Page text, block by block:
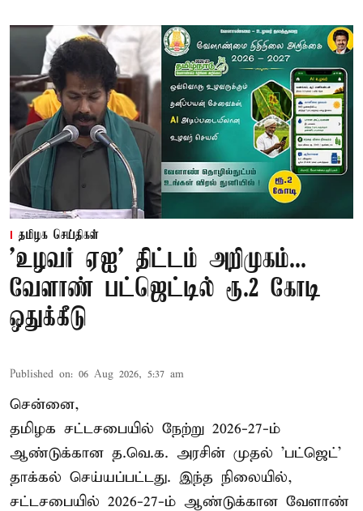
தமிழக செய்திகள்
'உழவர் ஏஐ' திட்டம் அறிமுகம்...
வேளாண் பட்ஜெட்டில் ரூ.2 கோடி
ஒதுக்கீடு
Published on: 06 Aug 2026, 5:37 am
சென்னை,
தமிழக சட்டசபையில் நேற்று 2026-27-ம்
ஆண்டுக்கான த.வெ.க. அரசின் முதல் 'பட்ஜெட்'
தாக்கல் செய்யப்பட்டது. இந்த நிலையில்,
சட்டசபையில் 2026-27-ம் ஆண்டுக்கான வேளாண்